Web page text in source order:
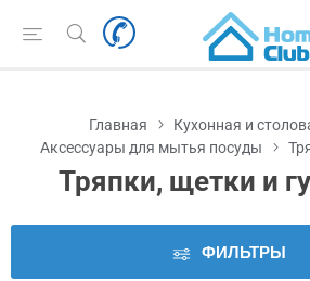
Наличие
во
Производитель
Главная
Кухонная и
Аксессуары для мытья посуды
Тряпки, щетки и
ФИЛЬТРЫ